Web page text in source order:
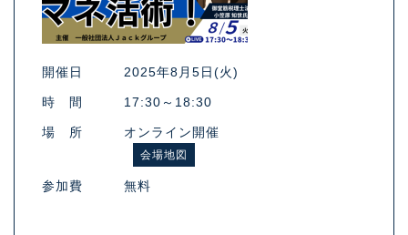
開催日 2025年8月5日(火)
時 間 17:30～18:30
場 所 オンライン開催
会場地図
参加費 無料